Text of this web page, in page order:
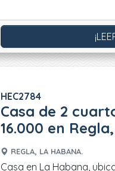
HEC2784
Casa de 2
16.000 en
REGLA, LA HABANA.
Casa en La Habana,